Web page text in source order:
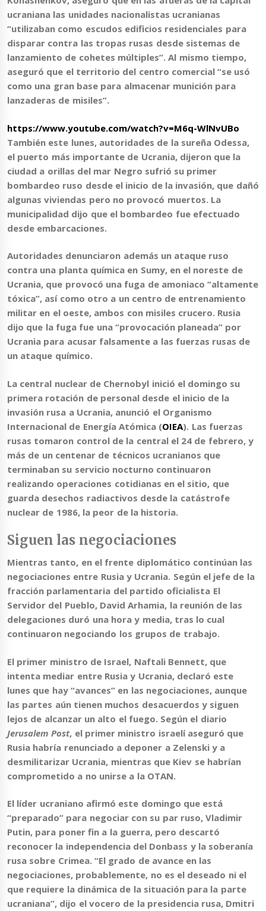
ucraniana las unidades nacionalistas ucranianas
“utilizaban como escudos edificios residenciales para
disparar contra las tropas rusas desde sistemas de
lanzamiento de cohetes múltiples”. Al mismo tiempo,
aseguró que el territorio del centro comercial “se usó
como una gran base para almacenar munición para
lanzaderas de misiles”.
https://www.youtube.com/watch?v=M6q-WlNvUBo
También este lunes, autoridades de la sureña Odessa,
el puerto más importante de Ucrania, dijeron que la
ciudad a orillas del mar Negro sufrió su primer
bombardeo ruso desde el inicio de la invasión, que dañó
algunas viviendas pero no provocó muertos. La
municipalidad dijo que el bombardeo fue efectuado
desde embarcaciones.
Autoridades denunciaron además un ataque ruso
contra una planta química en Sumy, en el noreste de
Ucrania, que provocó una fuga de amoniaco “altamente
tóxica”, así como otro a un centro de entrenamiento
militar en el oeste, ambos con misiles crucero. Rusia
dijo que la fuga fue una “provocación planeada” por
Ucrania para acusar falsamente a las fuerzas rusas de
un ataque químico.
La central nuclear de Chernobyl inició el domingo su
primera rotación de personal desde el inicio de la
invasión rusa a Ucrania, anunció el Organismo
Internacional de Energía Atómica (OIEA). Las fuerzas
rusas tomaron control de la central el 24 de febrero, y
más de un centenar de técnicos ucranianos que
terminaban su servicio nocturno continuaron
realizando operaciones cotidianas en el sitio, que
guarda desechos radiactivos desde la catástrofe
nuclear de 1986, la peor de la historia.
Siguen las negociaciones
Mientras tanto, en el frente diplomático continúan las
negociaciones entre Rusia y Ucrania. Según el jefe de la
fracción parlamentaria del partido oficialista El
Servidor del Pueblo, David Arhamia, la reunión de las
delegaciones duró una hora y media, tras lo cual
continuaron negociando los grupos de trabajo.
El primer ministro de Israel, Naftali Bennett, que
intenta mediar entre Rusia y Ucrania, declaró este
lunes que hay “avances” en las negociaciones, aunque
las partes aún tienen muchos desacuerdos y siguen
lejos de alcanzar un alto el fuego. Según el diario
Jerusalem Post, el primer ministro israelí aseguró que
Rusia habría renunciado a deponer a Zelenski y a
desmilitarizar Ucrania, mientras que Kiev se habrían
comprometido a no unirse a la OTAN.
El líder ucraniano afirmó este domingo que está
“preparado” para negociar con su par ruso, Vladimir
Putin, para poner fin a la guerra, pero descartó
reconocer la independencia del Donbass y la soberanía
rusa sobre Crimea. “El grado de avance en las
negociaciones, probablemente, no es el deseado ni el
que requiere la dinámica de la situación para la parte
ucraniana”, dijo el vocero de la presidencia rusa, Dmitri